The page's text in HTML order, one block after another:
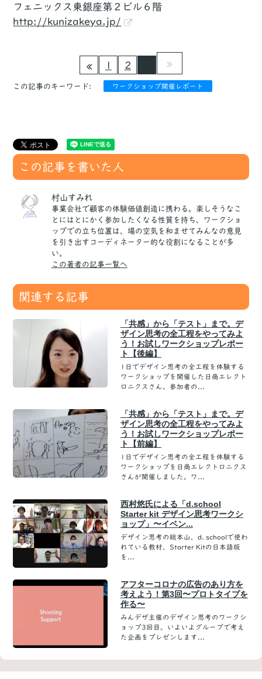
フェニックス東銀座第２ビル６階
http://kunizakeya.jp/
1 2
この記事のキーワード: ワークショップ開催レポート
この記事を書いた人
村山すみれ
事業会社で顧客の体験価値創造に携わる。楽しそうなこ
とにはとにかく参加したくなる性質を持ち、ワークショ
ップでの立ち位置は、場の空気を和ませてみんなの意見
を引き出すコーディネーター的な役割になることが多
い。
この著者の記事一覧へ
関連する記事
「共感」から「テスト」まで。デ
ザイン思考の全工程をやってみよ
う！お試しワークショップレポー
ト【後編】
1日でデザイン思考の全工程を体験する
ワークショップを開催した日商エレクト
ロニクスさん。参加者の...
「共感」から「テスト」まで。デ
ザイン思考の全工程をやってみよ
う！お試しワークショップレポー
ト【前編】
1日でデザイン思考の全工程を体験する
ワークショップを日商エレクトロニクス
さんが開催しました。ワ...
西村悠氏による「d.school
Starter kit デザイン思考ワークシ
ョップ」〜イベン...
デザイン思考の総本山、d. schoolで使わ
れている教材、Starter Kitの日本語版
を...
アフターコロナの広告のあり方を
考えよう！第3回〜プロトタイプを
作る〜
みんデザ主催のデザイン思考のワークシ
ョップ3回目。いよいよグループで考え
た企画をプレゼンします...